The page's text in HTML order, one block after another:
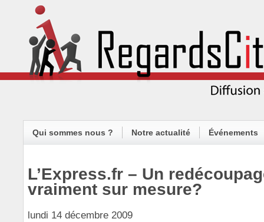
Qui sommes nous ? Notre actualité Événements
L’Express.fr – Un
vraiment sur mesure?
lundi 14 décembre 2009